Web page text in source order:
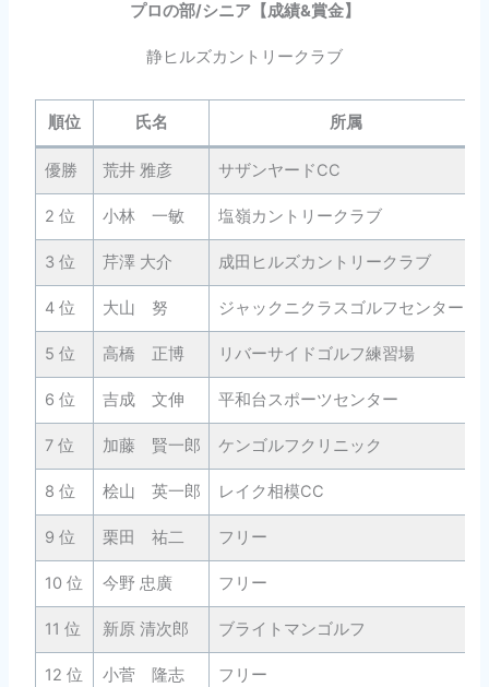
プロの部/シニア【成績&賞金】
静ヒルズカントリークラブ
順位 氏名 所属
優勝 荒井 雅彦 サザンヤードCC
2 位 小林 一敏 塩嶺カントリークラブ
3 位 芹澤 大介 成田ヒルズカントリークラブ
4 位 大山 努 ジャックニクラスゴルフセンター
5 位 高橋 正博 リバーサイドゴルフ練習場
6 位 吉成 文伸 平和台スポーツセンター
7 位 加藤 賢一郎 ケンゴルフクリニック
8 位 桧山 英一郎 レイク相模CC
9 位 栗田 祐二 フリー
10 位 今野 忠廣 フリー
11 位 新原 清次郎 ブライトマンゴルフ
12 位 小菅 隆志 フリー